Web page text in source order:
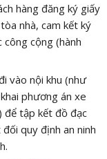
hàng đăng ký giấy
nhà, cam kết ký
công cộng (hành
vào nội khu (như
phương án xe
để tập kết đồ đạc
quy định an ninh